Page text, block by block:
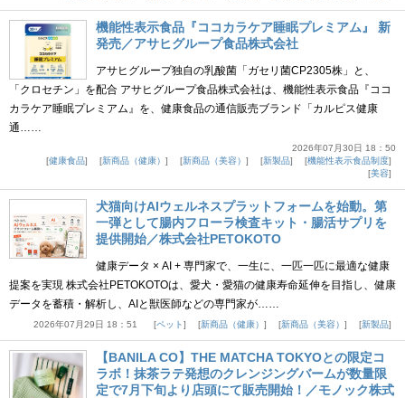
機能性表示食品『ココカラケア睡眠プレミアム』 新
発売／アサヒグループ食品株式会社
アサヒグループ独自の乳酸菌「ガセリ菌CP2305株」と、
「クロセチン」を配合 アサヒグループ食品株式会社は、機能性表示食品『ココ
カラケア睡眠プレミアム』を、健康食品の通信販売ブランド「カルピス健康
通……
2026年07月30日 18：50
健康食品
新商品（健康） 新商品（美容） 新製品
機能性表示食品制度
美容
犬猫向けAIウェルネスプラットフォームを始動。第
一弾として腸内フローラ検査キット・腸活サプリを
提供開始／株式会社PETOKOTO
健康データ × AI + 専門家で、一生に、一匹一匹に最適な健康
提案を実現 株式会社PETOKOTOは、愛犬・愛猫の健康寿命延伸を目指し、健康
データを蓄積・解析し、AIと獣医師などの専門家が……
2026年07月29日 18：51 ペット 新商品（健康） 新商品（美容） 新製品
【BANILA CO】THE MATCHA TOKYOとの限定コ
ラボ！抹茶ラテ発想のクレンジングバームが数量限
定で7月下旬より店頭にて販売開始！／モノック株式